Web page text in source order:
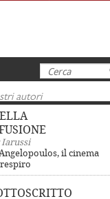
Cerca
autori
Iarussi
il cinema